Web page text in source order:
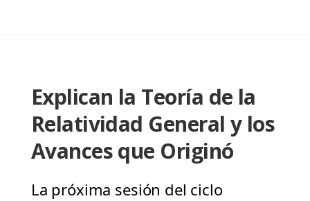
Explican la Teoría de la
Relatividad General y los
Avances que Originó
La próxima sesión del ciclo